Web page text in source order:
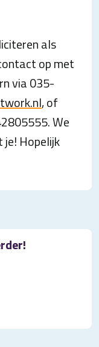
als
op met
via 035-
, of
We
je! Hopelijk